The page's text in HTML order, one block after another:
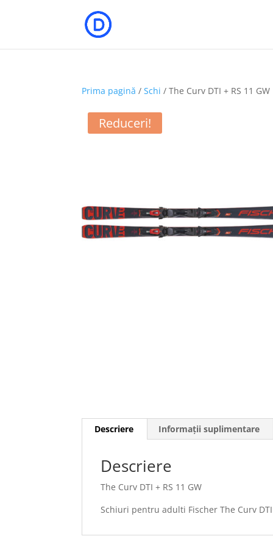
Prima pagină /Schi / The Curv DTI + RS 11 GW
Reduceri!
Descriere Informații suplimentare
Descriere
The Curv DTI + RS 11 GW
Schiuri pentru adulti Fischer The Curv DTI